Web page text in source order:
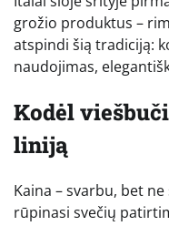
grožio produktus –
atspindi šią tradiciją:
naudojimas,
Kodėl
liniją
Kaina – svarbu, bet
rūpinasi svečių